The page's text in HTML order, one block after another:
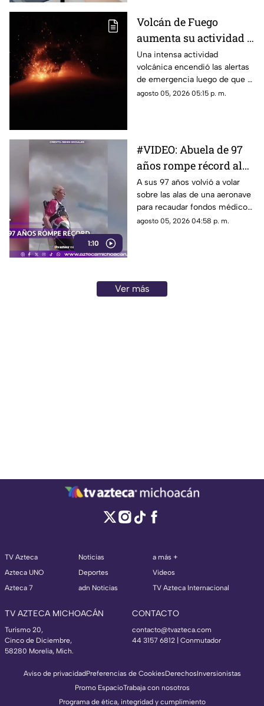
definitivas, especialmente
relacionadas con contratos,
relaciones o proyectos
importantes.
Volcán de Fuego
aumenta su actividad y
obliga a evacuar a
cientos de personas
Una intensa actividad
volcánica encendió las alertas
de emergencia luego de que el
Volcán de Fuego incrementara
habitantes de comunidades
cercanas.
agosto 05, 2026 05:15 p. m.
1:10
#VIDEO: Abuela de 97
años rompe récord al
caminar sobre un
avión.
A sus 97 años volvió a volar
sobre las alas de una aeronave
para recaudar fondos médicos
tras superar un derrame.
agosto 05, 2026 04:58 p. m.
Ver más
TV Azteca
Azteca UNO
Azteca 7
Noticias
Deportes
adn Noticias
a más +
Videos
TV Azteca Internacional
TV AZTECA MICHOACÁN
Turismo 20,
Cinco de Diciembre,
58280 Morelia, Mich.
CONTACTO
contacto@tvazteca.com
44 3157 6812 | Conmutador
Aviso de privacidadPreferencias de CookiesDerechosInversionistas
Promo EspacioTrabaja con nosotros
Programa de ética, integridad y cumplimiento